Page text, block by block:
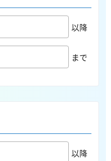
以降
まで
以降